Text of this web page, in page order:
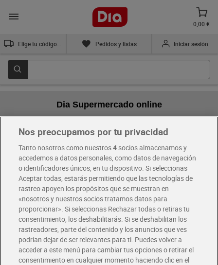
0,00 €
Pedidos y listas Iniciar sesión
Dia Supermercado online
Pide hoy, recibe hoy
Envío gratis por compras superiores a 100€
Envío estandar por 4,99€
Glovo y Uber Eats
Solicita tu factura de Glovo o Uber Eats
Únete al CLUB Dia
Disfruta las ventajas y ofertas exclusivas.
Descárgate la APP Dia
Nos preocupamos por tu privacidad
Tanto nosotros como nuestros4socios almacenamos y
accedemos a datos personales, como datos de navegación
o identificadores únicos, en tu dispositivo. Si seleccionas
Aceptar todas, estarás permitiendo que las tecnologías de
rastreo apoyen los propósitos que se muestran en
«nosotros y nuestros socios tratamos datos para
proporcionar». Si seleccionas Rechazar todas o retiras tu
consentimiento, los deshabilitarás. Si se deshabilitan los
rastreadores, parte del contenido y los anuncios que ves
podrían dejar de ser relevantes para ti. Puedes volver a
acceder a este menú para cambiar tus opciones o retirar el
consentimiento en cualquier momento haciendo clic en el